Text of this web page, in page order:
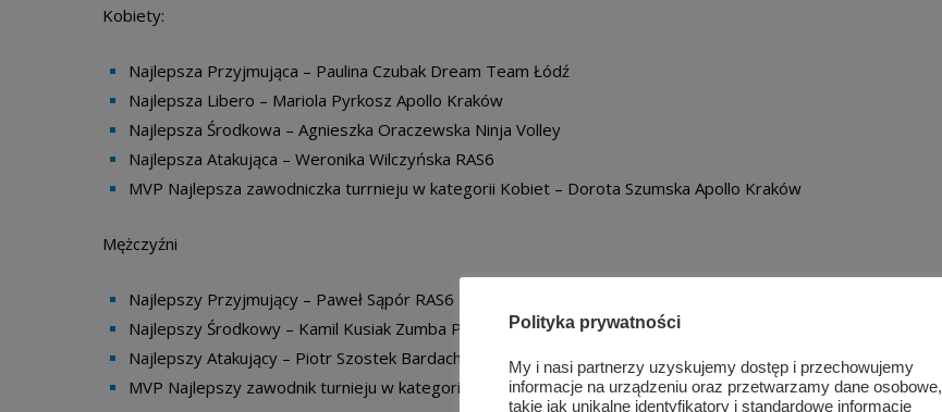
Kobiety:
Najlepsza Przyjmująca – Paulina Czubak Dream Team Łódź
Najlepsza Libero – Mariola Pyrkosz Apollo Kraków
Najlepsza Środkowa – Agnieszka Oraczewska Ninja Volley
Najlepsza Atakująca – Weronika Wilczyńska RAS6
MVP Najlepsza zawodniczka turrnieju w kategorii Kobiet – Dorota Szumska Apollo Kraków
Mężczyźni
Najlepszy Przyjmujący – Paweł Sąpór RAS6 Szydłowiec
Najlepszy Środkowy – Kamil Kusiak Zumba Przysucha
Najlepszy Atakujący – Piotr Szostek Bardacha Warszawa
MVP Najlepszy zawodnik turnieju w kategorii Mężczyzn – Michał Korycki Zumba Przysucha
Polityka prywatności
My i nasi partnerzy uzyskujemy dostęp i przechowujemy
informacje na urządzeniu oraz przetwarzamy dane osobowe,
takie jak unikalne identyfikatory i standardowe informacje